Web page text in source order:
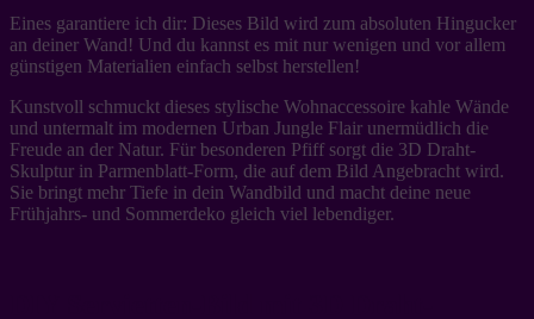
Eines garantiere ich dir: Dieses Bild wird zum absoluten Hingucker
an deiner Wand! Und du kannst es mit nur wenigen und vor allem
günstigen Materialien einfach selbst herstellen!
Kunstvoll schmuckt dieses stylische Wohnaccessoire kahle Wände
und untermalt im modernen Urban Jungle Flair unermüdlich die
Freude an der Natur. Für besonderen Pfiff sorgt die 3D Draht-
Skulptur in Parmenblatt-Form, die auf dem Bild Angebracht wird.
Sie bringt mehr Tiefe in dein Wandbild und macht deine neue
Frühjahrs- und Sommerdeko gleich viel lebendiger.